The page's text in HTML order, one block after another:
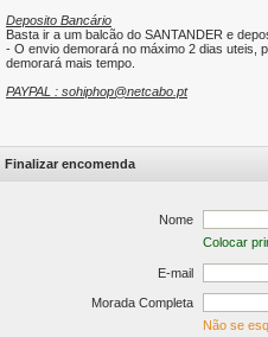
Deposito Bancário
Basta ir a um balcão do SANTANDER e
- O envio demorará no máximo 2 dias uteis,
demorará mais tempo.
PAYPAL : sohiphop@netcabo.pt
Finalizar encomenda
Nome
Colocar
E-mail
Morada Completa
Não se